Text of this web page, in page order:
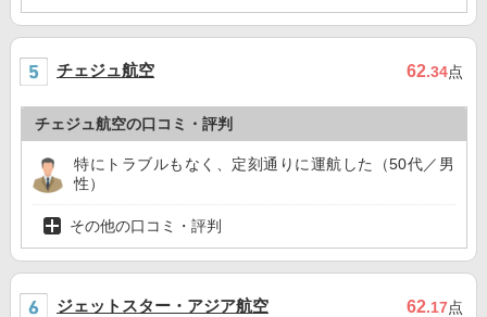
チェジュ航空 62.34点
チェジュ航空の口コミ・評判
特にトラブルもなく、定刻通りに運航した（50代／男
性）
その他の口コミ・評判
ジェットスター・アジア航空 62.17点